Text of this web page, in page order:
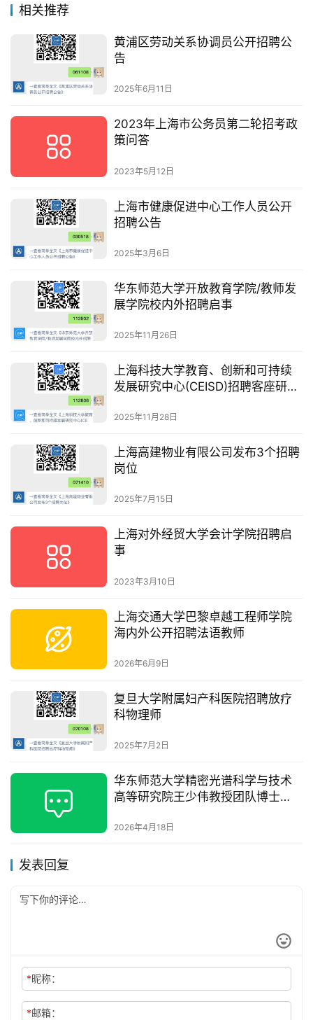
相关推荐
黄浦区劳动关系协调员公开招聘公
告
2025年6月11日
2023年上海市公务员第二轮招考政
策问答
2023年5月12日
上海市健康促进中心工作人员公开
招聘公告
2025年3月6日
华东师范大学开放教育学院/教师发
展学院校内外招聘启事
2025年11月26日
上海科技大学教育、创新和可持续
发展研究中心(CEISD)招聘客座研究
2025年11月28日
上海高建物业有限公司发布3个招聘
岗位
2025年7月15日
上海对外经贸大学会计学院招聘启
事
2023年3月10日
上海交通大学巴黎卓越工程师学院
海内外公开招聘法语教师
2026年6月9日
复旦大学附属妇产科医院招聘放疗
科物理师
2025年7月2日
华东师范大学精密光谱科学与技术
高等研究院王少伟教授团队博士
2026年4月18日
发表回复
*昵称：
*邮箱：